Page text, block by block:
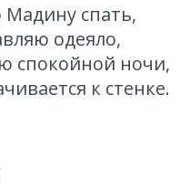
спать,
одеяло,
спокойной ночи,
к стенке.